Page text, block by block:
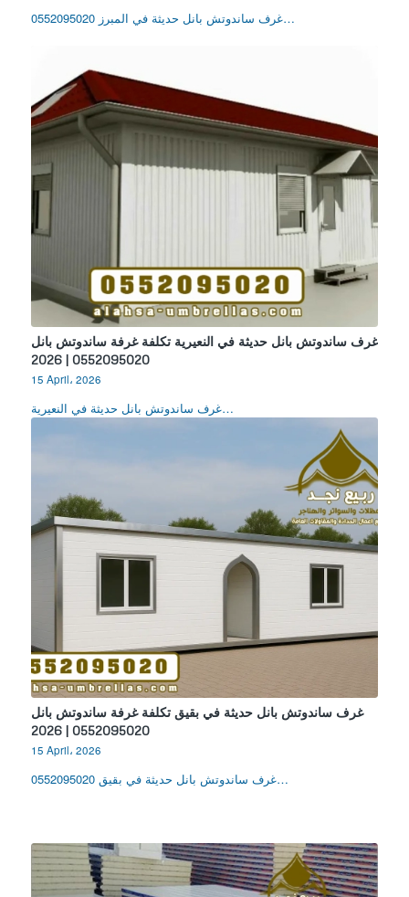
غرف ساندوتش بانل حديثة في المبرز 0552095020…
غرف ساندوتش بانل حديثة في النعيرية تكلفة غرفة ساندوتش بانل
0552095020 | 2026
15 April، 2026
غرف ساندوتش بانل حديثة في النعيرية…
غرف ساندوتش بانل حديثة في بقيق تكلفة غرفة ساندوتش بانل
0552095020 | 2026
15 April، 2026
غرف ساندوتش بانل حديثة في بقيق 0552095020…